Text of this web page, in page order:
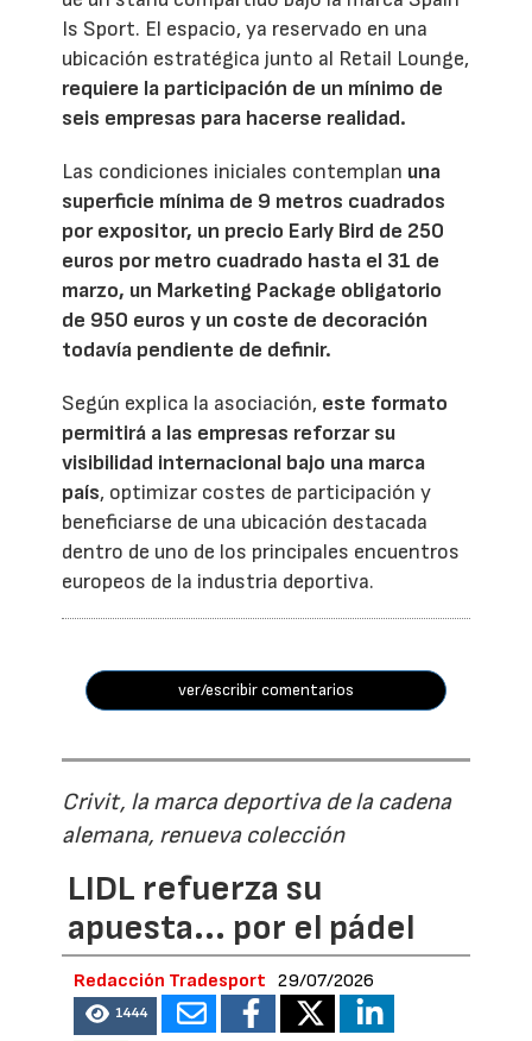
Is Sport. El espacio, ya reservado en una
ubicación estratégica junto al Retail Lounge,
requiere la participación de un mínimo de
seis empresas para hacerse realidad.
Las condiciones iniciales contemplan una
superficie mínima de 9 metros cuadrados
por expositor, un precio Early Bird de 250
euros por metro cuadrado hasta el 31 de
marzo, un Marketing Package obligatorio
de 950 euros y un coste de decoración
todavía pendiente de definir.
Según explica la asociación, este formato
permitirá a las empresas reforzar su
visibilidad internacional bajo una marca
país, optimizar costes de participación y
beneficiarse de una ubicación destacada
dentro de uno de los principales encuentros
europeos de la industria deportiva.
ver/escribir comentarios
Crivit, la marca deportiva de la cadena
alemana, renueva colección
LIDL refuerza su
apuesta... por el pádel
Redacción Tradesport 29/07/2026
1444